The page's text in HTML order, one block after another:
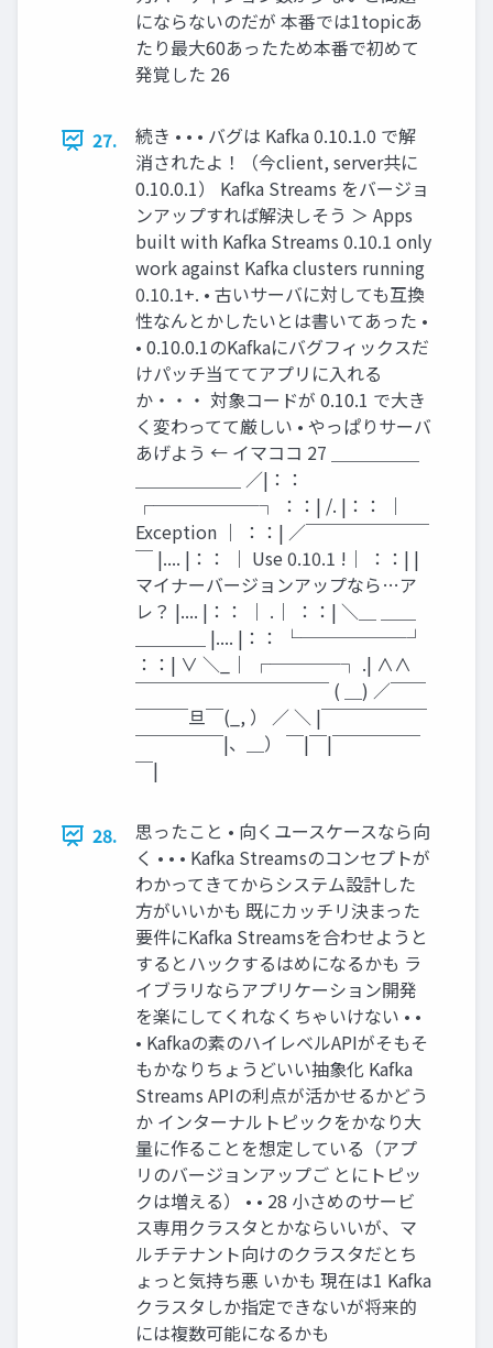
にならないのだが 本番では1topicあ
たり最大60あったため本番で初めて
発覚した 26
27.
続き • • • バグは Kafka 0.10.1.0 で解
消されたよ！（今client, server共に
0.10.0.1） Kafka Streams をバージョ
ンアップすれば解決しそう ＞ Apps
built with Kafka Streams 0.10.1 only
work against Kafka clusters running
0.10.1+. • 古いサーバに対しても互換
性なんとかしたいとは書いてあった •
• 0.10.0.1のKafkaにバグフィックスだ
けパッチ当ててアプリに入れる
か・・・ 対象コードが 0.10.1 で大き
く変わってて厳しい • やっぱりサーバ
あげよう ← イマココ 27 ＿＿＿＿＿
＿＿＿＿＿＿ ／|：：
┌──────┐ ：：| /. |：： ｜
Exception ｜ ：：| ／￣￣￣￣￣￣￣
￣ |.... |：： ｜ Use 0.10.1 !｜ ：：| |
マイナーバージョンアップなら…ア
レ？ |.... |：： ｜ .｜ ：：| ＼＿ ＿＿
＿＿＿＿ |.... |：： └──────┘
：：| ∨ ＼_｜ ┌────┐ .| ∧∧
￣￣￣￣￣￣￣￣￣￣￣ ( ＿) ／￣￣
￣￣￣旦￣(_, ） ／ ＼ |￣￣￣￣￣￣
￣￣￣￣￣|、＿） ￣|￣|￣￣￣￣￣
￣|
28.
思ったこと • 向くユースケースなら向
く • • • Kafka Streamsのコンセプトが
わかってきてからシステム設計した
方がいいかも 既にカッチリ決まった
要件にKafka Streamsを合わせようと
するとハックするはめになるかも ラ
イブラリならアプリケーション開発
を楽にしてくれなくちゃいけない • •
• Kafkaの素のハイレベルAPIがそもそ
もかなりちょうどいい抽象化 Kafka
Streams APIの利点が活かせるかどう
か インターナルトピックをかなり大
量に作ることを想定している（アプ
リのバージョンアップご とにトピッ
クは増える） • • 28 小さめのサービ
ス専用クラスタとかならいいが、マ
ルチテナント向けのクラスタだとち
ょっと気持ち悪 いかも 現在は1 Kafka
クラスタしか指定できないが将来的
には複数可能になるかも